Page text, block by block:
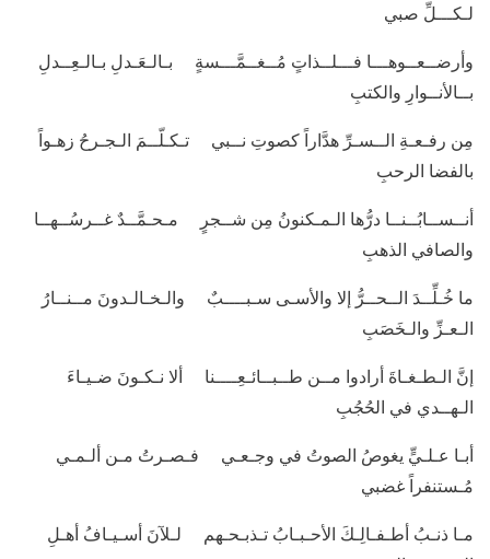
لـكـــلِّ صبي
وأرضــعــوهـــا فـــلــذاتٍ مُــغــمَّـــسةٍ بـالـعَـدلِ بـالـعِــدلِ
بــالأنــوارِ والكتبِ
مِن رفـعـةِ الــسـرِّ هدَّاراً كصوتِ نــبي تـكـلّــمَ الـجـرحُ زهـواً
بالفضا الرحبِ
أنــســابُــنــا درُّها الـمـكنونُ مِن شــجرٍ مـحـمَّــدٌ غــرسُــهــا
والصافي الذهبِ
ما خُـلِّــدَ الــحــرُّ إلا والأسـى سـبــــبٌ والـخـالـدونَ مــنــارُ
الـعـزِّ والـخَصَبِ
إنَّ الـطـغـاةَ أرادوا مــن طــبــائـعِــــنا ألا نـكـونَ ضـيـاءَ
الـهــدي في الحُجُبِ
أبـا عـلـيٍّ يغوصُ الصوتُ في وجـعـي فـصـرتُ مـن ألـمـي
مُـستنفراً غضبي
مـا ذنـبُ أطـفـالِـكَ الأحـبـابُ تـذبـحـهم لـلآنَ أسـيـافُ أهـلِ